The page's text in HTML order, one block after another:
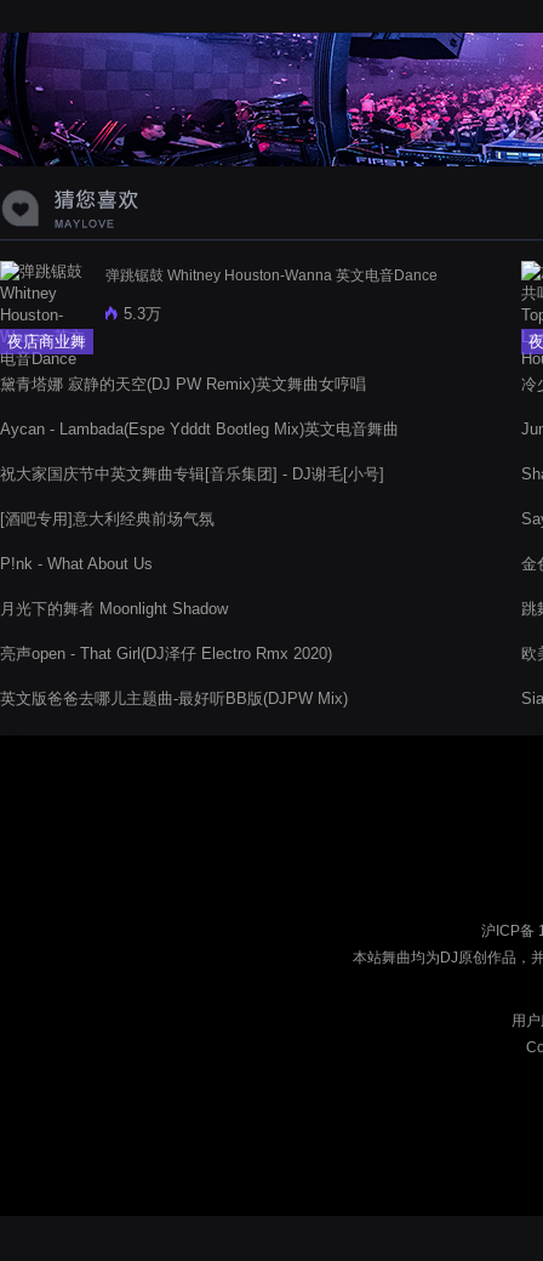
蝉爸爸妈妈爱存在夏天的风是想你的
声音啊
夜店商业舞
曲
弹跳锯鼓 Whitney Houston-Wanna 英文电音Dance
5.3万
黛青塔娜 寂静的天空(DJ PW Remix)英文舞曲女哼唱
Aycan - Lambada(Espe Ydddt Bootleg Mix)英文电音舞曲
祝大家国庆节中英文舞曲专辑[音乐集团] - DJ谢毛[小号]
[酒吧专用]意大利经典前场气氛
P!nk - What About Us
月光下的舞者 Moonlight Shadow
亮声open - That Girl(DJ泽仔 Electro Rmx 2020)
英文版爸爸去哪儿主题曲-最好听BB版(DJPW Mix)
冷
金
跳
欧
沪ICP备
本站舞曲均为DJ原创作品，
用